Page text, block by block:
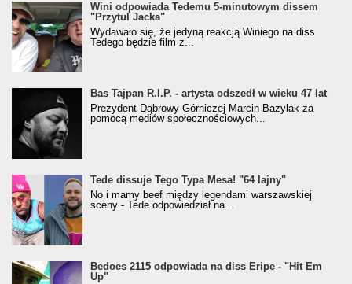
Wini odpowiada Tedemu 5-minutowym dissem
"Przytul Jacka"
Wydawało się, że jedyną reakcją Winiego na diss
Tedego będzie film z...
Bas Tajpan R.I.P. - artysta odszedł w wieku 47 lat
Prezydent Dąbrowy Górniczej Marcin Bazylak za
pomocą mediów społecznościowych...
Tede dissuje Tego Typa Mesa! "64 lajny"
No i mamy beef między legendami warszawskiej
sceny - Tede odpowiedział na...
Bedoes 2115 odpowiada na diss Eripe - "Hit Em
Up"